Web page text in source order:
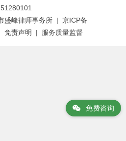
51280101
盛峰律师事务所 | 京ICP备
免责声明 | 服务质量监督
免费咨询